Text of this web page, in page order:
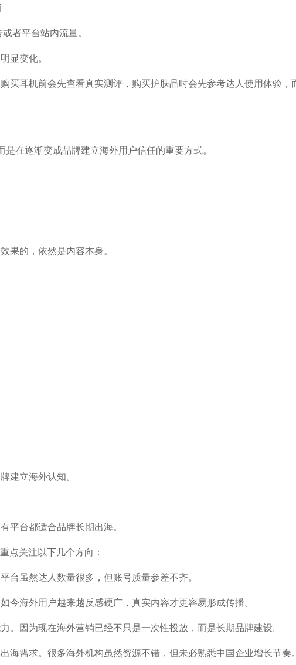
者平台站内流量。
显变化。
买耳机前会先查看真实测评，购买护肤品时会先参考达人使用体验，
在逐渐变成品牌建立海外用户信任的重要方式。
果的，依然是内容本身。
建立海外认知。
平台都适合品牌长期出海。
点关注以下几个方向：
虽然达人数量很多，但账号质量参差不齐。
今海外用户越来越反感硬广，真实内容才更容易形成传播。
。因为现在海外营销已经不只是一次性投放，而是长期品牌建设。
海需求。很多海外机构虽然资源不错，但未必熟悉中国企业增长节奏。